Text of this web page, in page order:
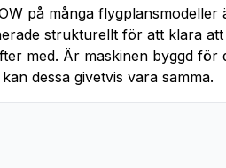
på många flygplansmodeller
strukturellt för att klara att
med. Är maskinen byggd för
dessa givetvis vara samma.